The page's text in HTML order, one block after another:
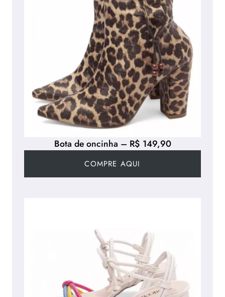
Bota de oncinha – R$ 149,90
COMPRE AQUI